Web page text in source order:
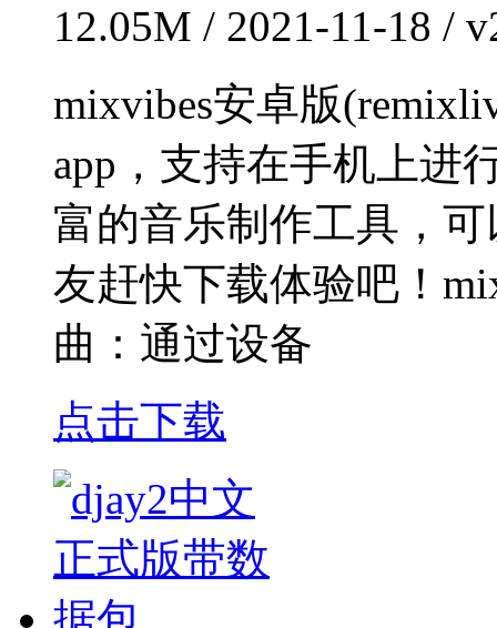
12.05M / 2021-11-18 /
mixvibes安卓版
app，支持在手机上进
富的音乐制作工具，
友赶快下载体验吧！
曲：通过设备
点击下载